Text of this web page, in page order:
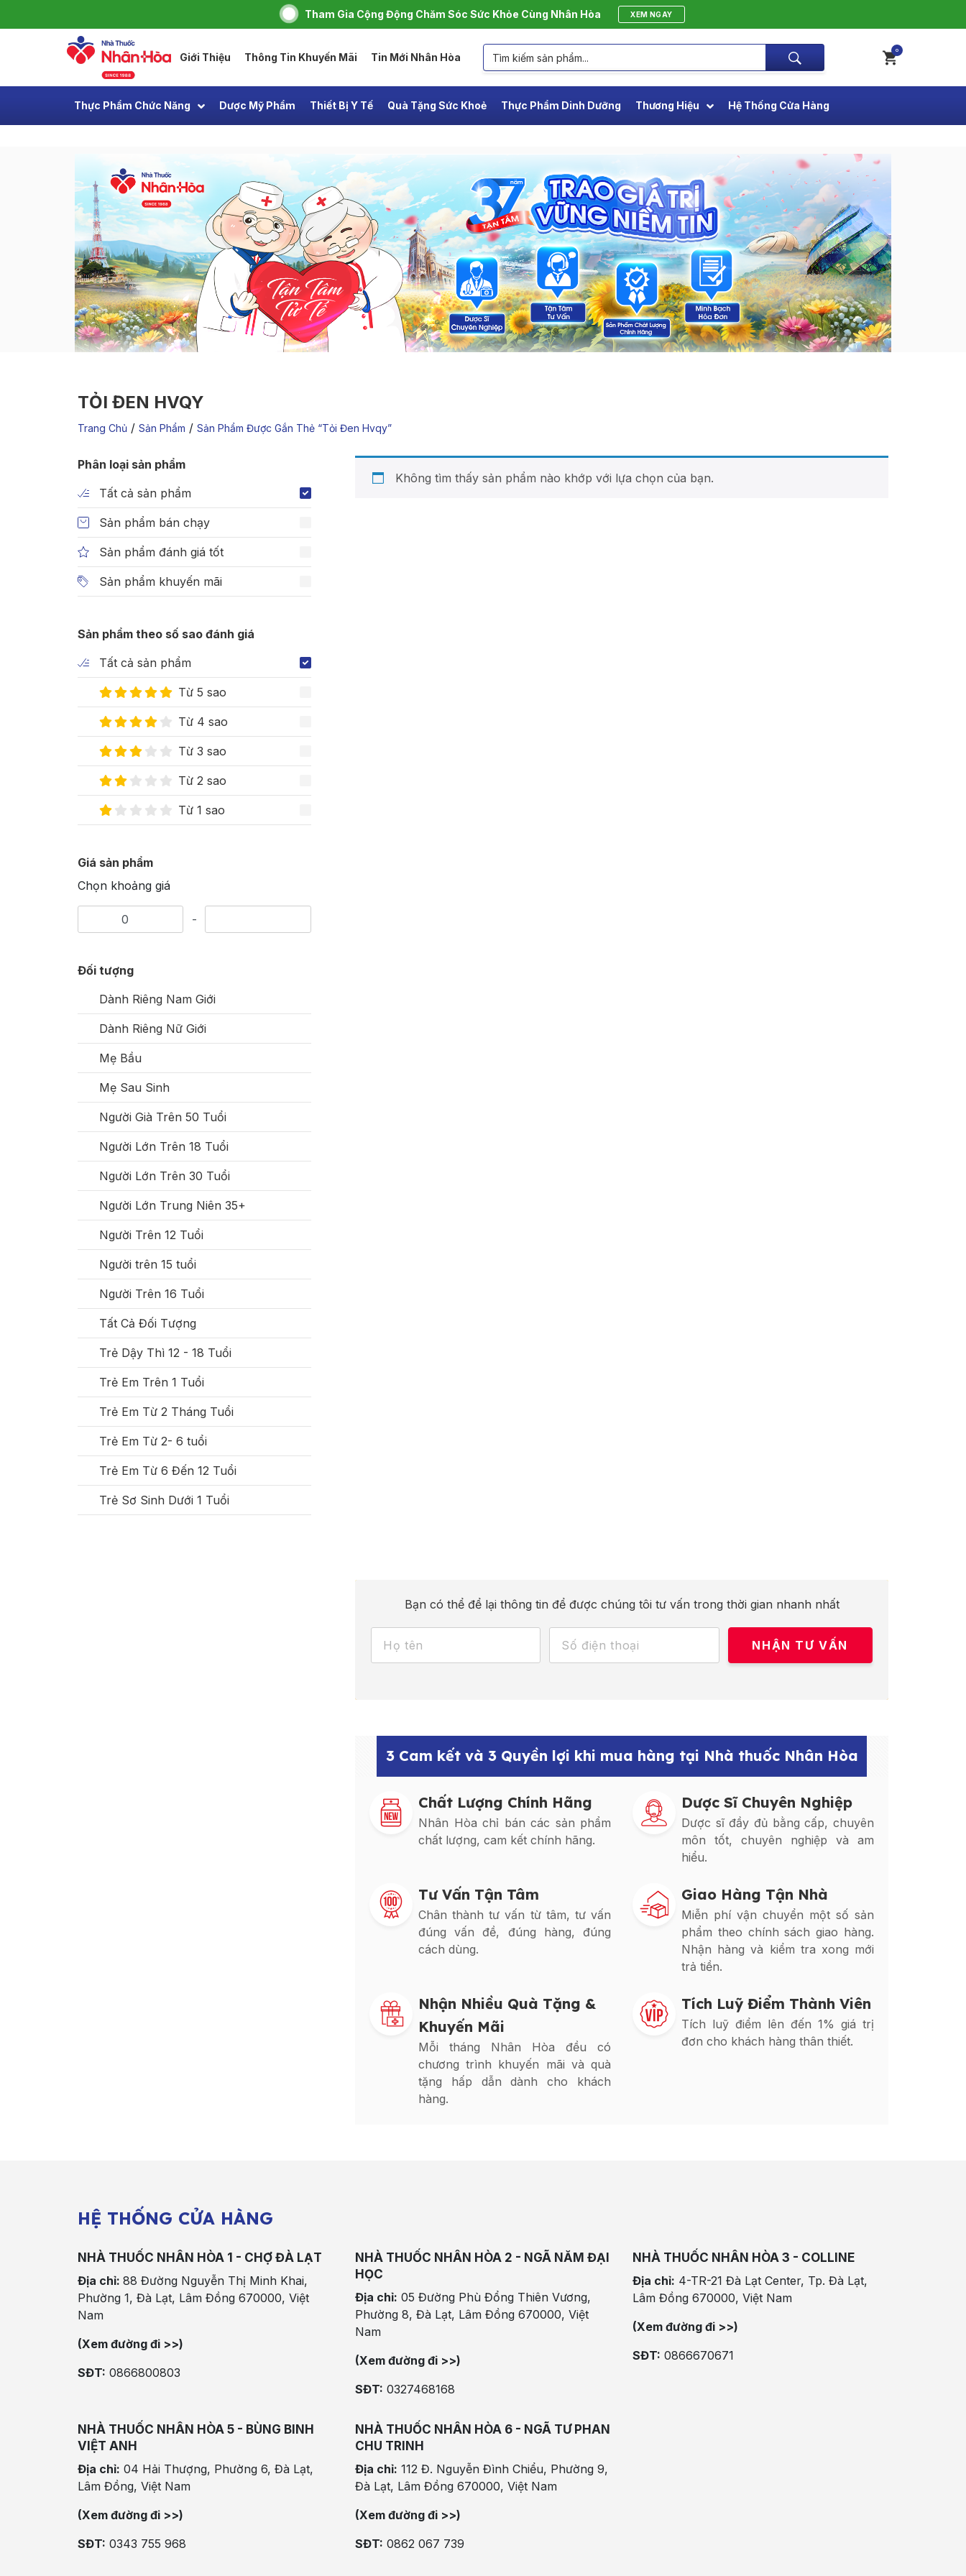
Tham Gia Cộng Động Chăm Sóc Sức Khỏe Cùng Nhân Hòa XEM NGAY
Giới Thiệu Thông Tin Khuyến Mãi Tin Mới Nhân Hòa
0
Thực Phẩm Chức Năng Dược Mỹ Phẩm Thiết Bị Y Tế Quà Tặng Sức Khoẻ Thực Phẩm Dinh Dưỡng Thương Hiệu Hệ Thống Cửa Hàng
TỎI ĐEN HVQY
Trang Chủ / Sản Phẩm / Sản Phẩm Được Gắn Thẻ “tỏi Đen Hvqy”
Phân loại sản phẩm
Tất cả sản phẩm
Sản phẩm bán chạy
Sản phẩm đánh giá tốt
Sản phẩm khuyến mãi
Sản phẩm theo số sao đánh giá
Tất cả sản phẩm
Từ 5 sao
Từ 4 sao
Từ 3 sao
Từ 2 sao
Từ 1 sao
Giá sản phẩm
Chọn khoảng giá
-
Đối tượng
Dành Riêng Nam Giới
Dành Riêng Nữ Giới
Mẹ Bầu
Mẹ Sau Sinh
Người Già Trên 50 Tuổi
Người Lớn Trên 18 Tuổi
Người Lớn Trên 30 Tuổi
Người Lớn Trung Niên 35+
Người Trên 12 Tuổi
Người trên 15 tuổi
Người Trên 16 Tuổi
Tất Cả Đối Tượng
Trẻ Dậy Thì 12 - 18 Tuổi
Trẻ Em Trên 1 Tuổi
Trẻ Em Từ 2 Tháng Tuổi
Trẻ Em Từ 2- 6 tuổi
Trẻ Em Từ 6 Đến 12 Tuổi
Trẻ Sơ Sinh Dưới 1 Tuổi
Không tìm thấy sản phẩm nào khớp với lựa chọn của bạn.
Bạn có thể để lại thông tin để được chúng tôi tư vấn trong thời gian nhanh nhất
3 Cam kết và 3 Quyền lợi khi mua hàng tại Nhà thuốc Nhân Hòa
Chất Lượng Chính Hãng
Nhân Hòa chỉ bán các sản phẩm
chất lượng, cam kết chính hãng.
Dược Sĩ Chuyên Nghiệp
Dược sĩ đầy đủ bằng cấp, chuyên
môn tốt, chuyên nghiệp và am
hiểu.
Tư Vấn Tận Tâm
Chân thành tư vấn từ tâm, tư vấn
đúng vấn đề, đúng hàng, đúng
cách dùng.
Giao Hàng Tận Nhà
Miễn phí vận chuyển một số sản
phẩm theo chính sách giao hàng.
Nhận hàng và kiểm tra xong mới
trả tiền.
Nhận Nhiều Quà Tặng &
Khuyến Mãi
Mỗi tháng Nhân Hòa đều có
chương trình khuyến mãi và quà
tặng hấp dẫn dành cho khách
hàng.
Tích Luỹ Điểm Thành Viên
Tích luỹ điểm lên đến 1% giá trị
đơn cho khách hàng thân thiết.
HỆ THỐNG CỬA HÀNG
NHÀ THUỐC NHÂN HÒA 1 - CHỢ ĐÀ LẠT
Địa chỉ: 88 Đường Nguyễn Thị Minh Khai,
Phường 1, Đà Lạt, Lâm Đồng 670000, Việt
Nam
(Xem đường đi >>)
SĐT: 0866800803
NHÀ THUỐC NHÂN HÒA 2 - NGÃ NĂM ĐẠI
HỌC
Địa chỉ: 05 Đường Phù Đổng Thiên Vương,
Phường 8, Đà Lạt, Lâm Đồng 670000, Việt
Nam
(Xem đường đi >>)
SĐT: 0327468168
NHÀ THUỐC NHÂN HÒA 3 - COLLINE
Địa chỉ: 4-TR-21 Đà Lạt Center, Tp. Đà Lạt,
Lâm Đồng 670000, Việt Nam
(Xem đường đi >>)
SĐT: 0866670671
NHÀ THUỐC NHÂN HÒA 5 - BÙNG BINH
VIỆT ANH
Địa chỉ: 04 Hải Thượng, Phường 6, Đà Lạt,
Lâm Đồng, Việt Nam
(Xem đường đi >>)
SĐT: 0343 755 968
NHÀ THUỐC NHÂN HÒA 6 - NGÃ TƯ PHAN
CHU TRINH
Địa chỉ: 112 Đ. Nguyễn Đình Chiểu, Phường 9,
Đà Lạt, Lâm Đồng 670000, Việt Nam
(Xem đường đi >>)
SĐT: 0862 067 739